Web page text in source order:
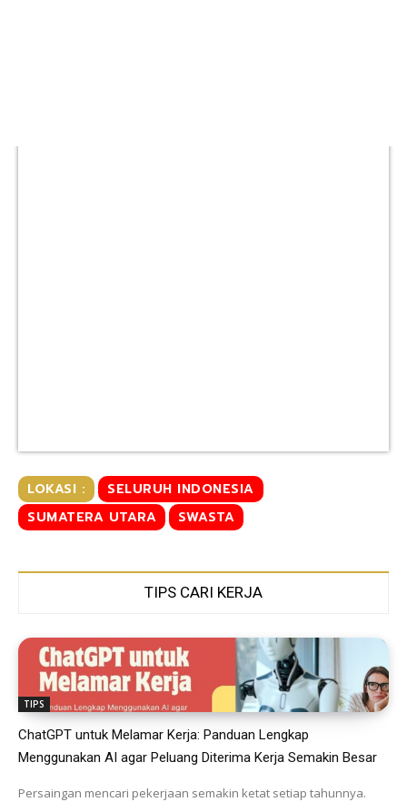
LOKASI :
SELURUH INDONESIA
SUMATERA UTARA
SWASTA
TIPS CARI KERJA
TIPS
ChatGPT untuk Melamar Kerja: Panduan Lengkap
Menggunakan AI agar Peluang Diterima Kerja Semakin Besar
Persaingan mencari pekerjaan semakin ketat setiap tahunnya.